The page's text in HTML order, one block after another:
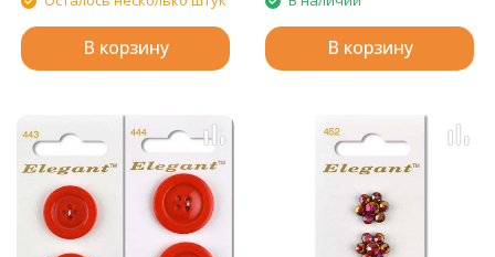
В корзину В корзину